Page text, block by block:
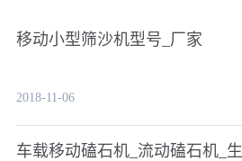
移动小型筛沙机型号_厂家
2018-11-06
车载移动磕石机_流动磕石机_生